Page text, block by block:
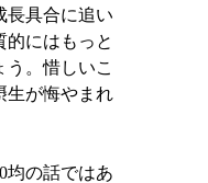
長具合に追い
的にはもっと
。惜しいこ
生が悔やまれ
均の話ではあ